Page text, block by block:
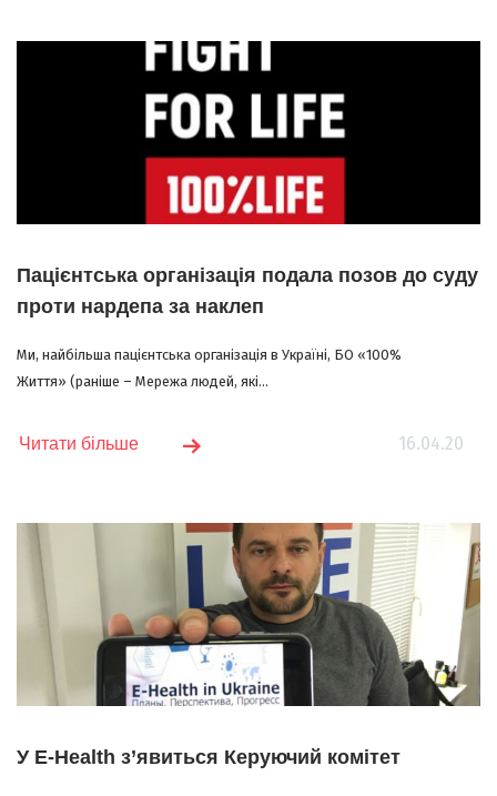
Пацієнтська організація подала позов до суду
проти нардепа за наклеп
Ми, найбільша пацієнтська організація в Україні, БО «100%
Життя» (раніше – Мережа людей, які...
16.04.20
Читати більше
У E-Health з’явиться Керуючий комітет